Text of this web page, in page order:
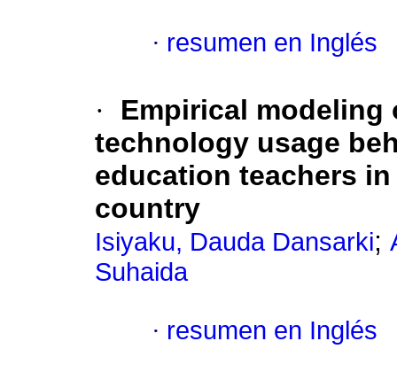
· resumen en Inglés
·
Empirical
technology usage
education teachers
country
Isiyaku, Dauda Dansarki;
Suhaida
· resumen en Inglés